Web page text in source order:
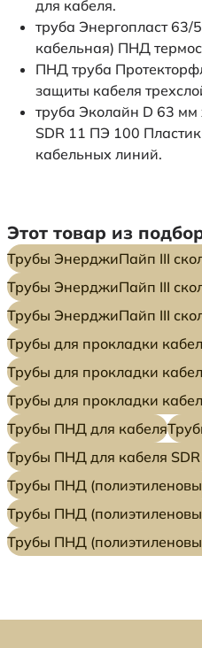
для кабеля.
труба Энергопласт
кабельная) ПНД
ПНД труба
защиты кабеля
труба Эколайн D 63
SDR 11 ПЭ 100
кабельных линий.
Этот товар из
Трубы ЭнерджиПайп III
Трубы ЭнерджиПайп III
Трубы ЭнерджиПайп III
Трубы для прокладки
Трубы для прокладки
Трубы для прокладки
Трубы ПНД для кабеля
Трубы ПНД для кабеля
Трубы ПНД
Трубы ПНД
Трубы ПНД